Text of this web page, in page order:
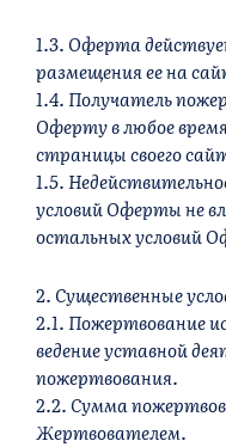
1.3. Оферта
размещения ее на
1.4. Получатель
Оферту в любое
страницы своего
1.5.
условий Оферты не
остальных условий
2. Существенные
2.1. Пожертвование
ведение уставной
пожертвования.
2.2. Сумма
Жертвователем.